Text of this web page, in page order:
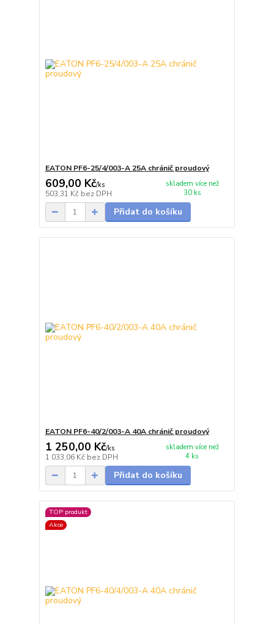
EATON PF6-25/4/003-A 25A chránič proudový
609,00 Kč/ks
503,31 Kč bez DPH
skladem více než
30 ks
Přidat do košíku
EATON PF6-40/2/003-A 40A chránič proudový
1 250,00 Kč/ks
1 033,06 Kč bez DPH
skladem více než
4 ks
Přidat do košíku
TOP produkt
Akce